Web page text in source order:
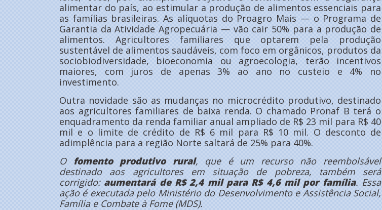
alimentar do país, ao estimular a produção de alimentos essenciais para
as famílias brasileiras. As alíquotas do Proagro Mais — o Programa de
Garantia da Atividade Agropecuária — vão cair 50% para a produção de
alimentos. Agricultores familiares que optarem pela produção
sustentável de alimentos saudáveis, com foco em orgânicos, produtos da
sociobiodiversidade, bioeconomia ou agroecologia, terão incentivos
maiores, com juros de apenas 3% ao ano no custeio e 4% no
investimento.
Outra novidade são as mudanças no microcrédito produtivo, destinado
aos agricultores familiares de baixa renda. O chamado Pronaf B terá o
enquadramento da renda familiar anual ampliado de R$ 23 mil para R$ 40
mil e o limite de crédito de R$ 6 mil para R$ 10 mil. O desconto de
adimplência para a região Norte saltará de 25% para 40%.
O
fomento produtivo rural, que é um recurso não reembolsável
destinado aos agricultores em situação de pobreza, também será
corrigido: aumentará de R$ 2,4 mil para R$ 4,6 mil por família. Essa
ação é executada pelo Ministério do Desenvolvimento e Assistência Social,
Família e Combate à Fome (MDS).